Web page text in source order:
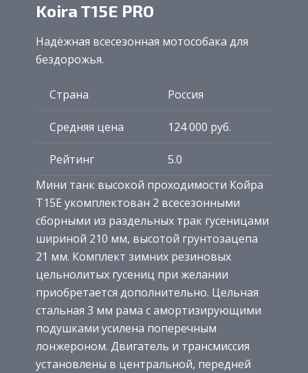
Koira T15E PRO
Надёжная всесезонная мотособака для
бездорожья.
Страна Россия
Средняя цена 124 000 руб.
Рейтинг
5.0
Мини танк высокой проходимости Койра
Т15Е укомплектован 2 всесезонными
сборными из раздельных трак гусеницами
шириной 210 мм, высотой грунтозацепа
21 мм. Комплект зимних резиновых
цельнолитых гусениц при желании
приобретается дополнительно. Цельная
стальная 3 мм рама с амортизирующими
подушками усилена поперечным
лонжероном. Двигатель и трансмиссия
установлены в центральной, передней